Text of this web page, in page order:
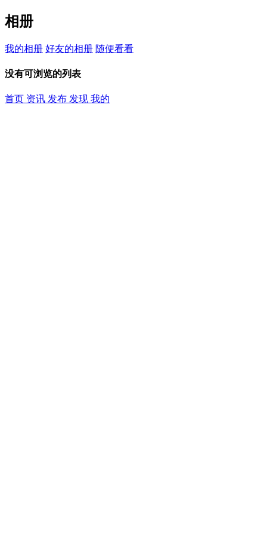
相册
我的相册 好友的相册 随便看看
没有可浏览的列表
首页 资讯 发布 发现 我的